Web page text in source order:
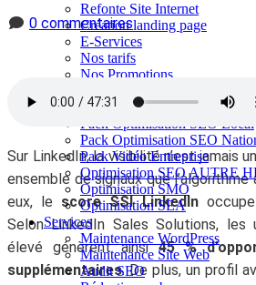
Refonte Site Internet
Création landing page
E-Services
Nos tarifs
Nos Promotions
Pack référencement naturel
Pack Optimisation SEO Local
Pack Optimisation SEO
Pack Vidéo Entreprise
Optimisation SEO AUTRE
Optimisation SMO
Optimisation SEA
Services
Maintenance WordPress
Maintenance Site Web
Audit SEO
0 commentaires
Sur LinkedIn, la visibilité n’est jamais
ensemble de signaux que l’algorithme
eux, le score SSI LinkedInoccupe
Selon LinkedIn Sales Solutions, les
élevé génèrent ainsi45 %
supplémentaires. De plus, un profil